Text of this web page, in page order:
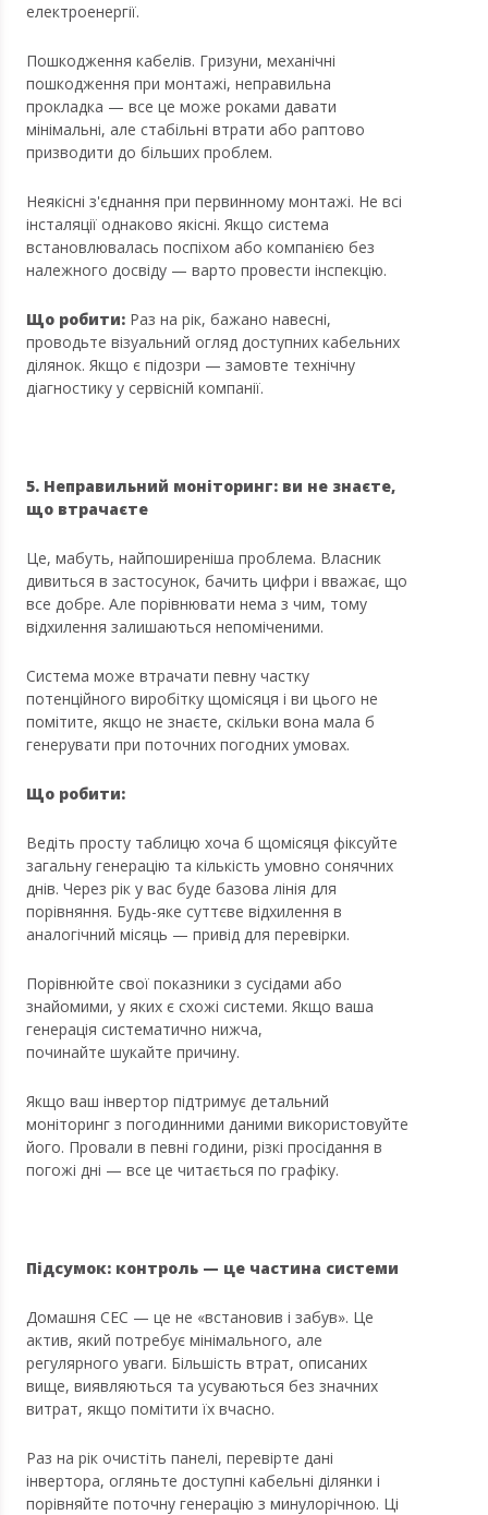
електроенергії.
Пошкодження кабелів. Гризуни, механічні
пошкодження при монтажі, неправильна
прокладка — все це може роками давати
мінімальні, але стабільні втрати або раптово
призводити до більших проблем.
Неякісні з'єднання при первинному монтажі. Не всі
інсталяції однаково якісні. Якщо система
встановлювалась поспіхом або компанією без
належного досвіду — варто провести інспекцію.
Що робити: Раз на рік, бажано навесні,
проводьте візуальний огляд доступних кабельних
ділянок. Якщо є підозри — замовте технічну
діагностику у сервісній компанії.
5. Неправильний моніторинг: ви не знаєте,
що втрачаєте
Це, мабуть, найпоширеніша проблема. Власник
дивиться в застосунок, бачить цифри і вважає, що
все добре. Але порівнювати нема з чим, тому
відхилення залишаються непоміченими.
Система може втрачати певну частку
потенційного виробітку щомісяця і ви цього не
помітите, якщо не знаєте, скільки вона мала б
генерувати при поточних погодних умовах.
Що робити:
Ведіть просту таблицю хоча б щомісяця фіксуйте
загальну генерацію та кількість умовно сонячних
днів. Через рік у вас буде базова лінія для
порівняння. Будь-яке суттєве відхилення в
аналогічний місяць — привід для перевірки.
Порівнюйте свої показники з сусідами або
знайомими, у яких є схожі системи. Якщо ваша
генерація систематично нижча,
починайте шукайте причину.
Якщо ваш інвертор підтримує детальний
моніторинг з погодинними даними використовуйте
його. Провали в певні години, різкі просідання в
погожі дні — все це читається по графіку.
Підсумок: контроль — це частина системи
Домашня СЕС — це не «встановив і забув». Це
актив, який потребує мінімального, але
регулярного уваги. Більшість втрат, описаних
вище, виявляються та усуваються без значних
витрат, якщо помітити їх вчасно.
Раз на рік очистіть панелі, перевірте дані
інвертора, огляньте доступні кабельні ділянки і
порівняйте поточну генерацію з минулорічною. Ці